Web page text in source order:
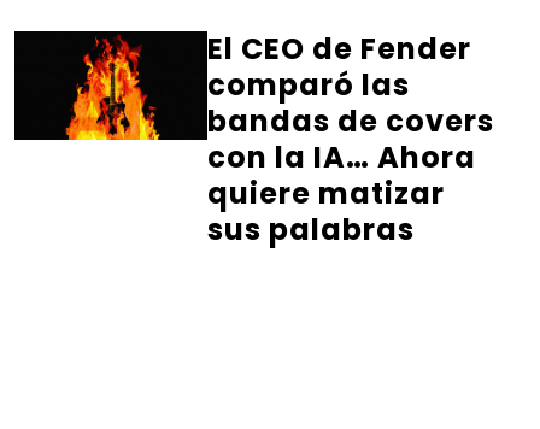
El CEO de Fender
comparó las
bandas de covers
con la IA… Ahora
quiere matizar
sus palabras